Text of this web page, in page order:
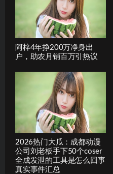
阿梓4年挣200万净身出
户，助农月销百万引热议
2026热门大瓜：成都动漫
公司刘老板手下50个coser
全成发泄的工具是怎么回事
真实事件汇总